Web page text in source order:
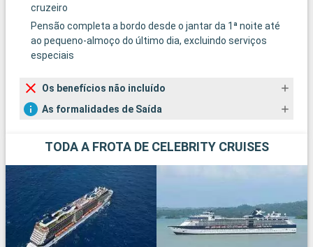
cruzeiro
Pensão completa a bordo desde o jantar da 1ª noite até
ao pequeno-almoço do último dia, excluindo serviços
especiais
Os benefícios não incluído
As formalidades de Saída
TODA A FROTA DE CELEBRITY CRUISES